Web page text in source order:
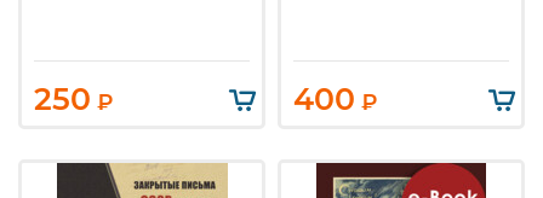
250 ₽ 400 ₽